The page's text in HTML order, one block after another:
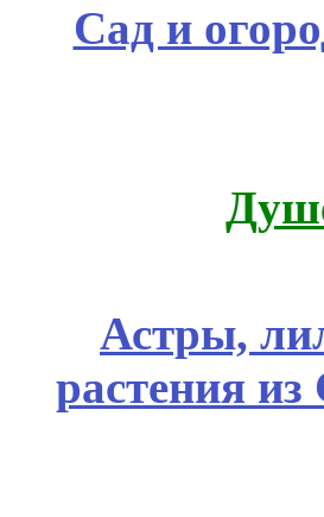
Сад и
Астры,
растения